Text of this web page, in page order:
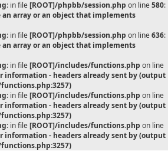
: in file[ROOT]/phpbb/session.php on line580:
an array or an object that implements
: in file[ROOT]/phpbb/session.php on line636:
an array or an object that implements
: in file[ROOT]/includes/functions.php on line
information - headers already sent by (output
: in file[ROOT]/includes/functions.php on line
information - headers already sent by (output
: in file[ROOT]/includes/functions.php on line
information - headers already sent by (output